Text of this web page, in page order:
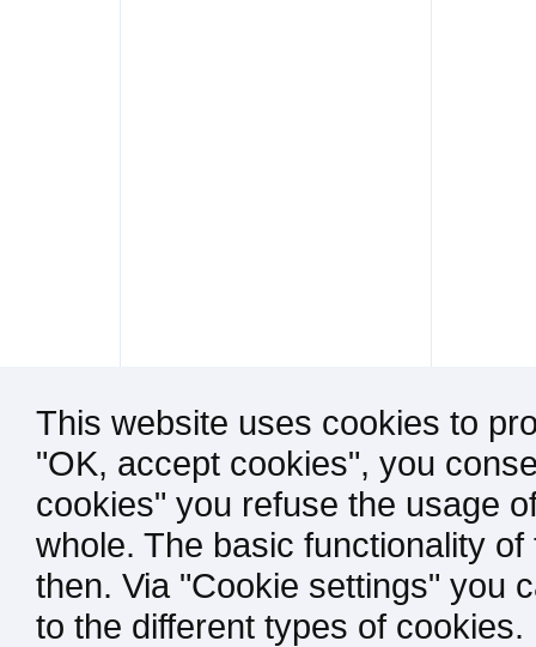
This website uses cookies to
"OK, accept cookies", you
cookies" you refuse the usage
whole. The basic functionality
then. Via "Cookie settings" you
to the different types of cookies.